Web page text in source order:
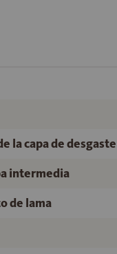
la capa de desgaste
intermedia
de lama